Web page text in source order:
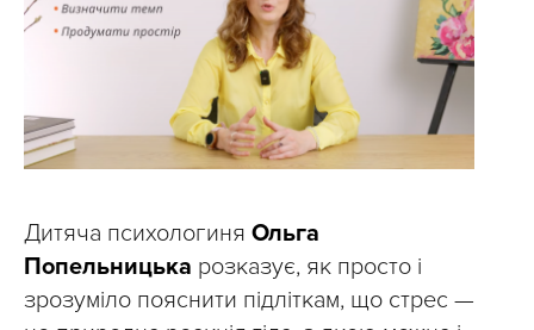
Дитяча психологиня Ольга
Попельницька розказує, як просто і
зрозуміло пояснити підліткам, що стрес —